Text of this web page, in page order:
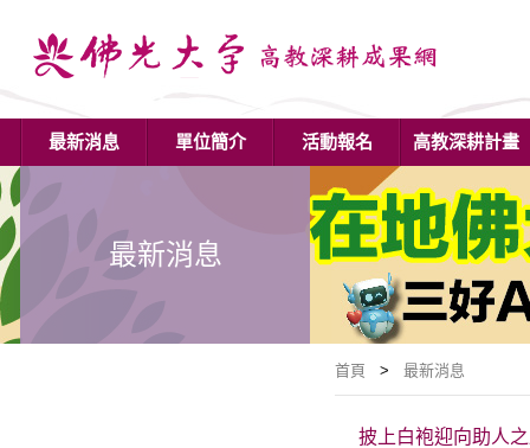
最新消息 單位簡介 活動報名 高教深耕計畫
最新消息
首頁 > 最新消息
披上白袍迎向助人